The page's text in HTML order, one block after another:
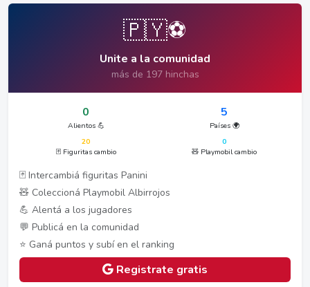
🇵🇾⚽
Unite a la comunidad
más de 197 hinchas
0
Alientos 💪
5
Países 🌍
20
🃏 Figuritas cambio
0
🧸 Playmobil cambio
🃏 Intercambiá figuritas Panini
🧸 Coleccioná Playmobil Albirrojos
💪 Alentá a los jugadores
💬 Publicá en la comunidad
⭐ Ganá puntos y subí en el ranking
Registrate gratis